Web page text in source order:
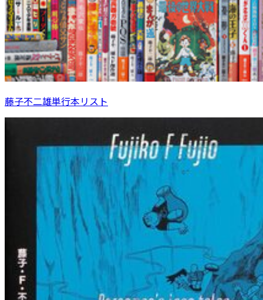
藤子不二雄単行本リスト